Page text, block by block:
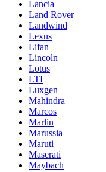
Lancia
Land Rover
Landwind
Lexus
Lifan
Lincoln
Lotus
LTI
Luxgen
Mahindra
Marcos
Marlin
Marussia
Maruti
Maserati
Maybach